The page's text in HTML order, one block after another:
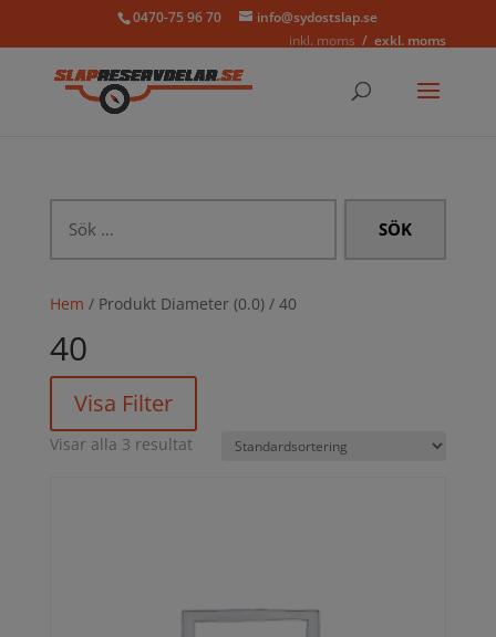
0470-75 96 70
info@sydostslap.se
inkl. moms
exkl. moms
efter:
Hem / Produkt Diameter (0.0) / 40
40
Visa Filter
Visar alla 3 resultat